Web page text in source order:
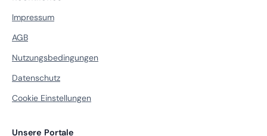
Impressum
AGB
Nutzungsbedingungen
Datenschutz
Cookie Einstellungen
Unsere Portale